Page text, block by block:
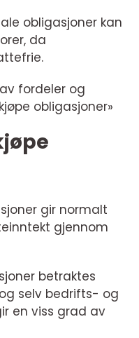
obligasjoner kan
da
fordeler og
obligasjoner»
gir normalt
gjennom
betraktes
selv bedrifts- og
en viss grad av